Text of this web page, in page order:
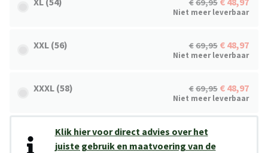
69,95
Niet meer leverbaar
XXL (56) 69,95 48,97
Niet meer leverbaar
XXXL (58) 69,95 48,97
Niet meer leverbaar
Klik hier voor direct advies over het
juiste gebruik en maatvoering van de